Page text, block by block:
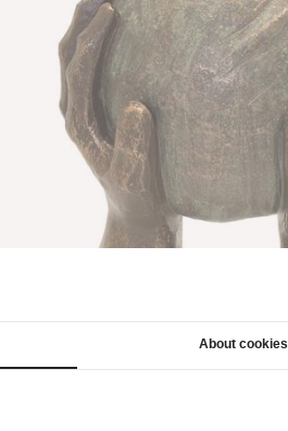
About cookies